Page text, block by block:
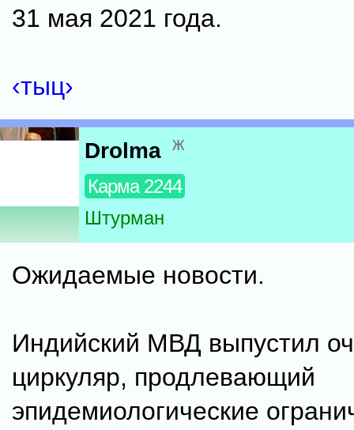
31 мая 2021 года.
‹тыц›
Drolma ж
Карма 2244
Штурман
Ожидаемые новости.
Индийский МВД выпустил
циркуляр, продлевающий
эпидемиологические